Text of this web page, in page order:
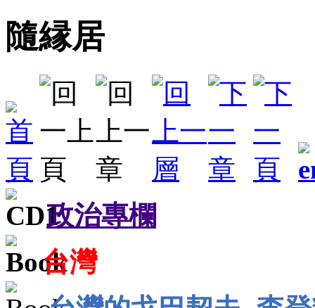
隨縁居
政治專欄
台灣